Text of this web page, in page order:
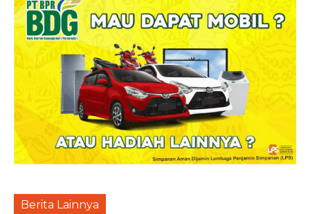
Berita Lainnya